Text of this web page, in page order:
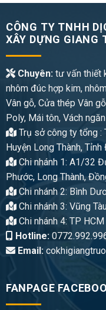
CÔNG TY TNHH
XÂY DỰNG GIANG
Chuyên:tư vấn thiết
nhôm đúc hợp kim,
Vân gỗ, Cửa thép Vân
Poly, Mái tôn, Vách
Trụ sở công ty tổng :
Huyện Long Thành,
Chi nhánh 1: A1/32
Phước, Long Thành,
Chi nhánh 2: Bình
Chi nhánh 3: Vũng
Chi nhánh 4: TP HCM
Hotline:
Email:
FANPAGE